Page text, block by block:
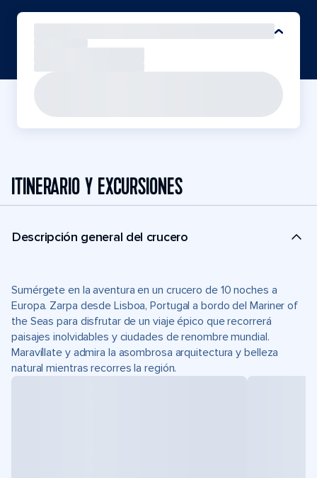
ITINERARIO Y EXCURSIONES
Descripción general del crucero
Sumérgete en la aventura en un crucero de 10 noches a
Europa. Zarpa desde Lisboa, Portugal a bordo del Mariner of
the Seas para disfrutar de un viaje épico que recorrerá
paisajes inolvidables y ciudades de renombre mundial.
Maravíllate y admira la asombrosa arquitectura y belleza
natural mientras recorres la región.